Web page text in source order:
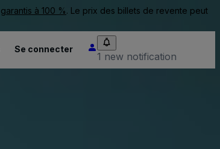
garantis à 100 %. Le prix des billets de revente peut
Se connecter
1 new notification